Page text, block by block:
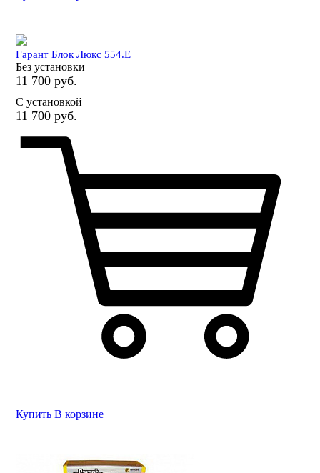
Гарант Блок Люкс 554.E
Без установки
11 700 руб.
С установкой
11 700 руб.
Купить В корзине